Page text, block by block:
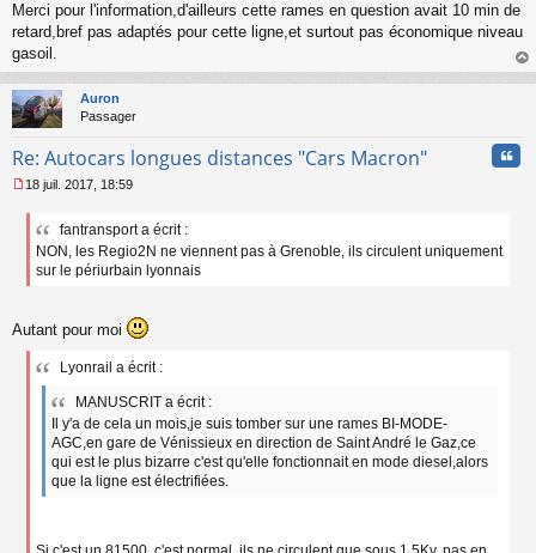
Merci pour l'information,d'ailleurs cette rames en question avait 10 min de
retard,bref pas adaptés pour cette ligne,et surtout pas économique niveau
gasoil.
au
Auron
Passager
Re: Autocars longues distances "Cars Macron"
e
g
18 juil. 2017, 18:59
fantransport a écrit :
NON, les Regio2N ne viennent pas à Grenoble, ils circulent uniquement
sur le périurbain lyonnais
Autant pour moi
Lyonrail a écrit :
MANUSCRIT a écrit :
Il y'a de cela un mois,je suis tomber sur une rames BI-MODE-
AGC,en gare de Vénissieux en direction de Saint André le Gaz,ce
qui est le plus bizarre c'est qu'elle fonctionnait en mode diesel,alors
que la ligne est électrifiées.